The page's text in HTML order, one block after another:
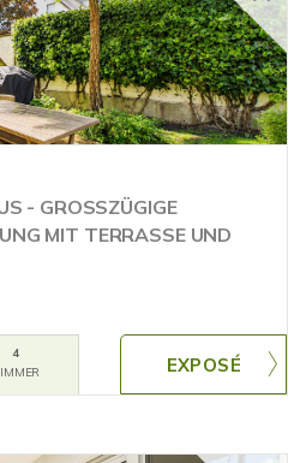
- GROSSZÜGIGE
MIT TERRASSE UND
4